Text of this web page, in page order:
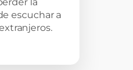
escuchar a